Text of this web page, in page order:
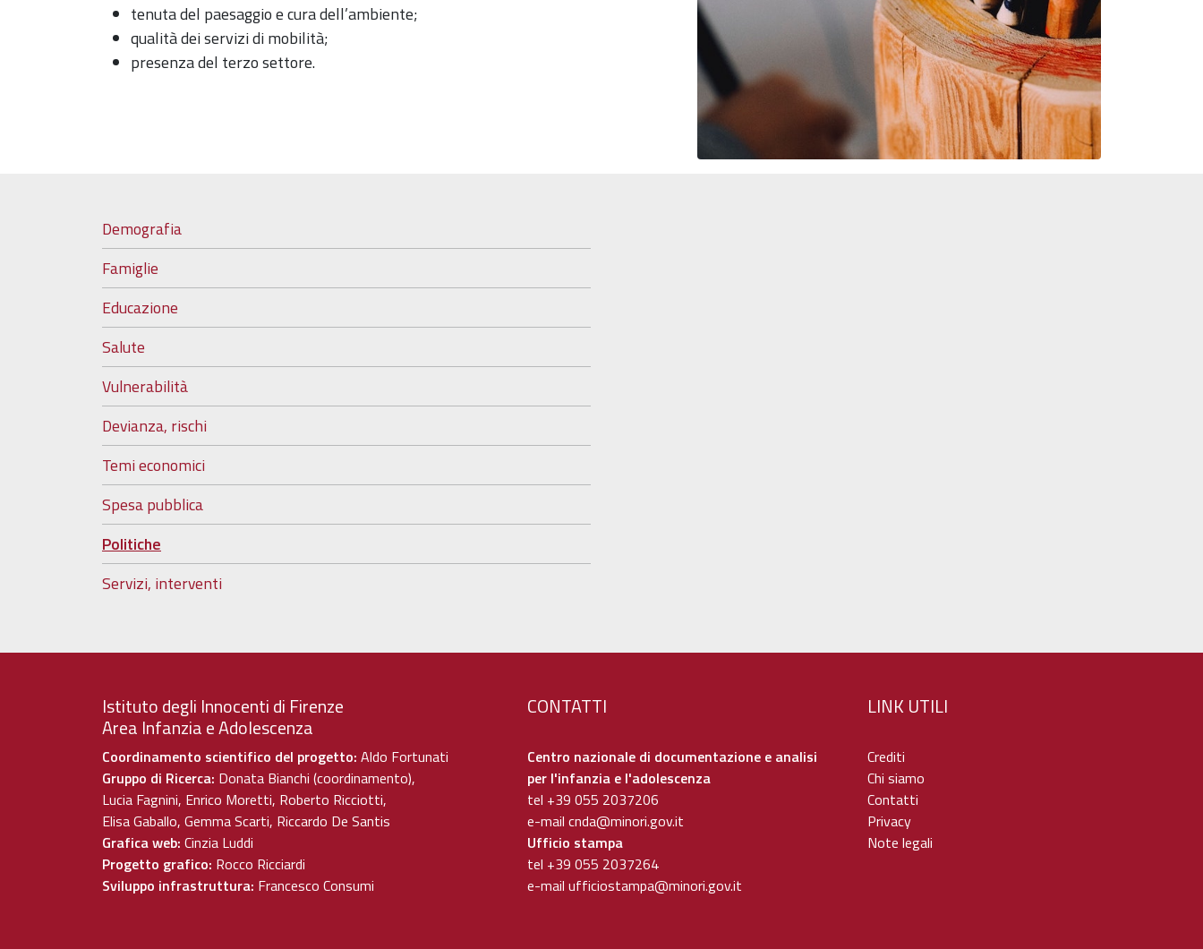
tenuta del paesaggio e cura dell’ambiente;
qualità dei servizi di mobilità;
presenza del terzo settore.
Demografia
Famiglie
Educazione
Salute
Vulnerabilità
Devianza, rischi
Temi economici
Spesa pubblica
Politiche
Servizi, interventi
Istituto degli Innocenti di Firenze
Area Infanzia e Adolescenza
Coordinamento scientifico del progetto: Aldo Fortunati
Gruppo di Ricerca: Donata Bianchi (coordinamento),
Lucia Fagnini, Enrico Moretti, Roberto Ricciotti,
Elisa Gaballo, Gemma Scarti, Riccardo De Santis
Grafica web: Cinzia Luddi
Progetto grafico: Rocco Ricciardi
Sviluppo infrastruttura: Francesco Consumi
CONTATTI
Centro nazionale di documentazione e analisi
per l'infanzia e l'adolescenza
tel +39 055 2037206
e-mail cnda@minori.gov.it
Ufficio stampa
tel +39 055 2037264
e-mail ufficiostampa@minori.gov.it
LINK UTILI
Crediti
Chi siamo
Contatti
Privacy
Note legali